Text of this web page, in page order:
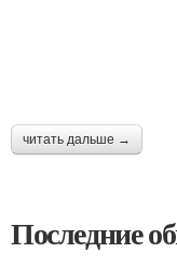
читать дальше →
Последние